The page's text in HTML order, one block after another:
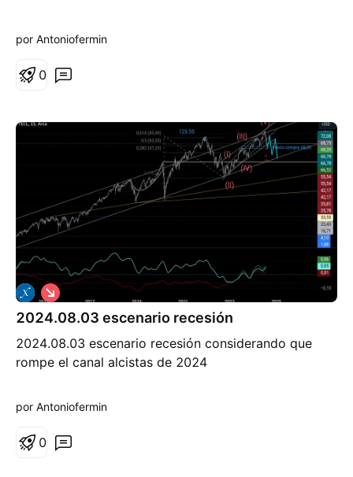
por Antoniofermin
0
2024.08.03 escenario recesión
2024.08.03 escenario recesión considerando que
rompe el canal alcistas de 2024
C
o
r
o
por Antoniofermin
0